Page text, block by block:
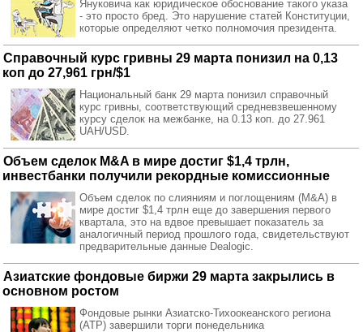
Януковича как юридическое обоснование такого указа
- это просто бред. Это нарушение статей Конституции,
которые определяют четко полномочия президента.
Справочный курс гривны 29 марта понизил на 0,13
коп до 27,961 грн/$1
Национальный банк 29 марта понизил справочный
курс гривны, соответствующий средневзвешенному
курсу сделок на межбанке, на 0.13 коп. до 27.961
UAH/USD.
Объем сделок M&A в мире достиг $1,4 трлн,
инвестбанки получили рекордные комиссионные
Объем сделок по слияниям и поглощениям (M&A) в
мире достиг $1,4 трлн еще до завершения первого
квартала, это на вдвое превышает показатель за
аналогичный период прошлого года, свидетельствуют
предварительные данные Dealogic.
Азиатские фондовые биржи 29 марта закрылись в
основном ростом
Фондовые рынки Азиатско-Тихоокеанского региона
(АТР) завершили торги понедельника